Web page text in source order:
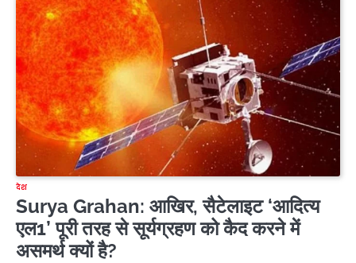
देश
Surya Grahan: आखिर, सैटेलाइट ‘आदित्य
एल1’ पूरी तरह से सूर्यग्रहण को कैद करने में
असमर्थ क्यों है?